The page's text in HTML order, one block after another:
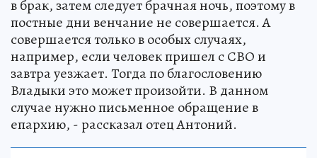
в брак, затем следует брачная ночь, поэтому в
постные дни венчание не совершается. А
совершается только в особых случаях,
например, если человек пришел с СВО и
завтра уезжает. Тогда по благословению
Владыки это может произойти. В данном
случае нужно письменное обращение в
епархию, - рассказал отец Антоний.